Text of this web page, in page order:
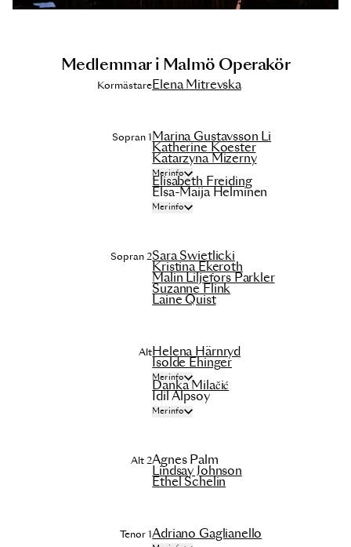
Medlemmar i Malmö Operakör
Kormästare Elena Mitrevska
Sopran 1 Marina Gustavsson Li
Katherine Koester
Katarzyna Mizerny
Mer info
Elisabeth Freiding
Elsa-Maija Helminen
Mer info
Sopran 2Sara Swietlicki
Kristina Ekeroth
Malin Liljefors Parkler
Suzanne Flink
Laine Quist
Alt Helena Härnryd
Isolde Ehinger
Mer info
Danka Milačić
Idil Alpsoy
Mer info
Alt 2Agnes Palm
Lindsay Johnson
Ethel Schelin
Tenor 1Adriano Gaglianello